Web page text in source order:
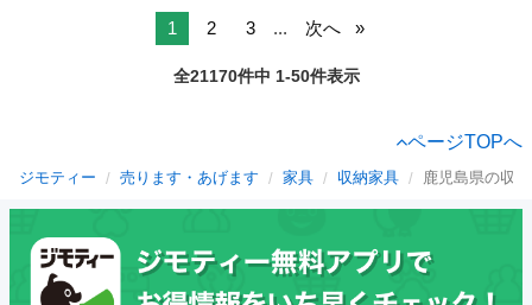
1 2 3 ... 次へ
全21170件中 1-50件表示
ページTOPへ
ジモティー 売ります・あげます 家具 収納家具 鹿児島県の収